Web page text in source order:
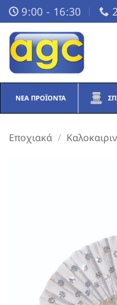
Μετάβαση
στο
περιεχόμενο
9:00 - 16:30
ΝΈΑ ΠΡΟΪΌΝΤΑ
Εποχιακά /